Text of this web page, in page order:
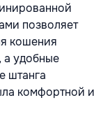
позволяет
кошения
а удобные
штанга
комфортной и